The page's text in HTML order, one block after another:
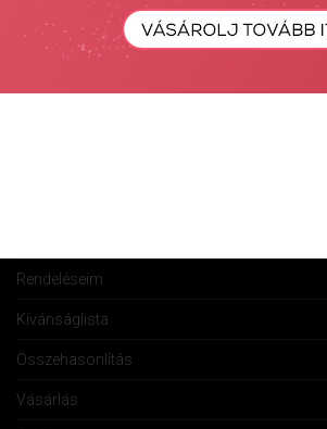
Rendeléseim
Kívánságlista
Összehasonlítás
Vásárlás